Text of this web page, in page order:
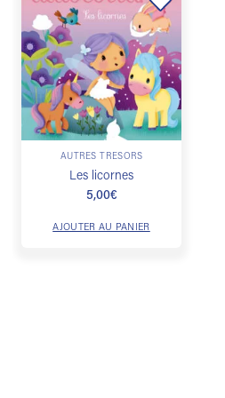
Ajouter
à la
liste de
souhaits
AUTRES TRÉSORS
Les licornes
5,00€
AJOUTER AU PANIER